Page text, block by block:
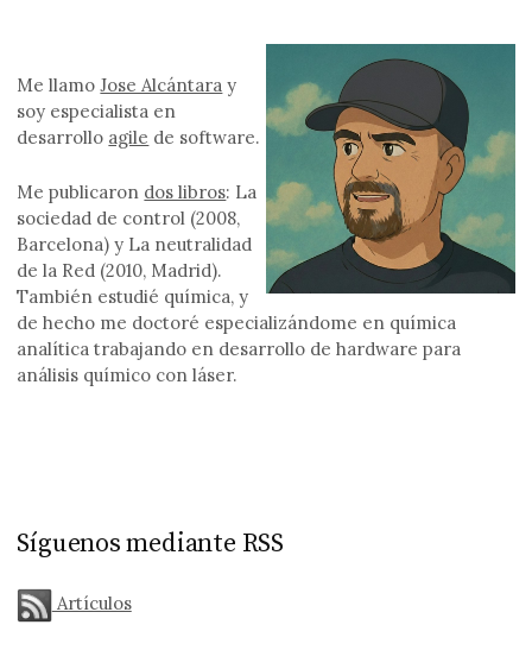
Me llamoJose Alcántara y
soy especialista en
desarrollo agile de software.
Me publicaron dos libros: La
sociedad de control (2008,
Barcelona) y La neutralidad
de la Red (2010, Madrid).
También estudié química, y
de hecho me doctoré especializándome en química
analítica trabajando en desarrollo de hardware para
análisis químico con láser.
Síguenos mediante RSS
Artículos